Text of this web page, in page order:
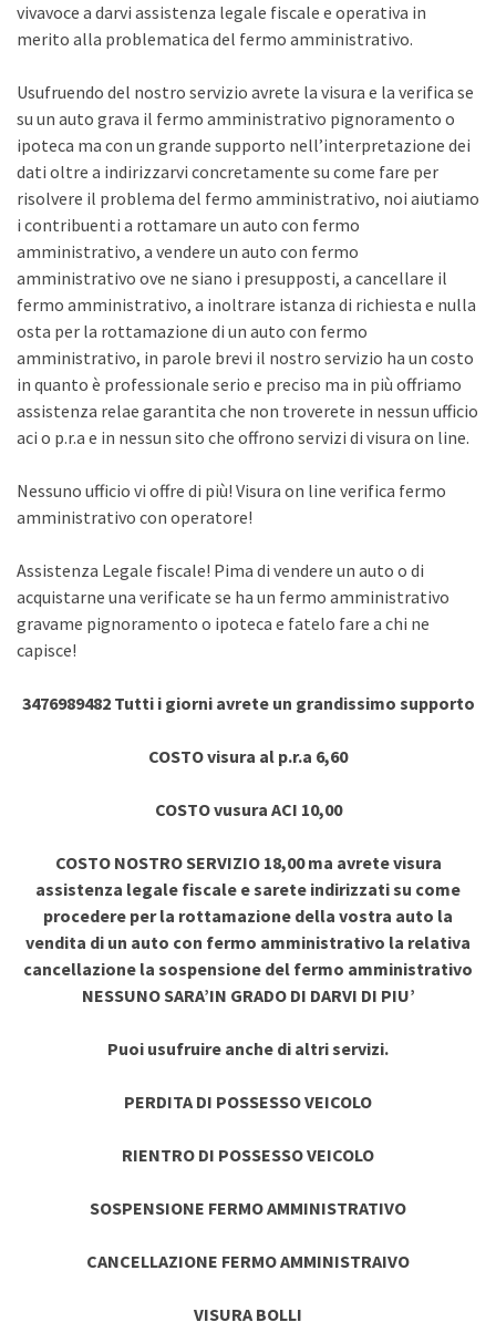
vivavoce a darvi assistenza legale fiscale e operativa in
merito alla problematica del fermo amministrativo.
Usufruendo del nostro servizio avrete la visura e la verifica se
su un auto grava il fermo amministrativo pignoramento o
ipoteca ma con un grande supporto nell’interpretazione dei
dati oltre a indirizzarvi concretamente su come fare per
risolvere il problema del fermo amministrativo, noi aiutiamo
i contribuenti a rottamare un auto con fermo
amministrativo, a vendere un auto con fermo
amministrativo ove ne siano i presupposti, a cancellare il
fermo amministrativo, a inoltrare istanza di richiesta e nulla
osta per la rottamazione di un auto con fermo
amministrativo, in parole brevi il nostro servizio ha un costo
in quanto è professionale serio e preciso ma in più offriamo
assistenza relae garantita che non troverete in nessun ufficio
aci o p.r.a e in nessun sito che offrono servizi di visura on line.
Nessuno ufficio vi offre di più! Visura on line verifica fermo
amministrativo con operatore!
Assistenza Legale fiscale! Pima di vendere un auto o di
acquistarne una verificate se ha un fermo amministrativo
gravame pignoramento o ipoteca e fatelo fare a chi ne
capisce!
3476989482 Tutti i giorni avrete un grandissimo supporto
COSTO visura al p.r.a 6,60
COSTO vusura ACI 10,00
COSTO NOSTRO SERVIZIO 18,00 ma avrete visura
assistenza legale fiscale e sarete indirizzati su come
procedere per la rottamazione della vostra auto la
vendita di un auto con fermo amministrativo la relativa
cancellazione la sospensione del fermo amministrativo
NESSUNO SARA’IN GRADO DI DARVI DI PIU’
Puoi usufruire anche di altri servizi.
PERDITA DI POSSESSO VEICOLO
RIENTRO DI POSSESSO VEICOLO
SOSPENSIONE FERMO AMMINISTRATIVO
CANCELLAZIONE FERMO AMMINISTRAIVO
VISURA BOLLI